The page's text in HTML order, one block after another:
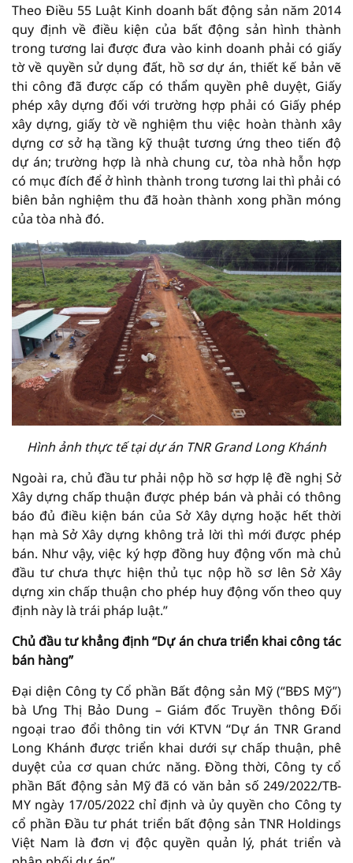
Theo Điều 55 Luật Kinh doanh bất động sản năm 2014
quy định về điều kiện của bất động sản hình thành
trong tương lai được đưa vào kinh doanh phải có giấy
tờ về quyền sử dụng đất, hồ sơ dự án, thiết kế bản vẽ
thi công đã được cấp có thẩm quyền phê duyệt, Giấy
phép xây dựng đối với trường hợp phải có Giấy phép
xây dựng, giấy tờ về nghiệm thu việc hoàn thành xây
dựng cơ sở hạ tầng kỹ thuật tương ứng theo tiến độ
dự án; trường hợp là nhà chung cư, tòa nhà hỗn hợp
có mục đích để ở hình thành trong tương lai thì phải có
biên bản nghiệm thu đã hoàn thành xong phần móng
của tòa nhà đó.
Hình ảnh thực tế tại dự án TNR Grand Long Khánh
Ngoài ra, chủ đầu tư phải nộp hồ sơ hợp lệ đề nghị Sở
Xây dựng chấp thuận được phép bán và phải có thông
báo đủ điều kiện bán của Sở Xây dựng hoặc hết thời
hạn mà Sở Xây dựng không trả lời thì mới được phép
bán. Như vậy, việc ký hợp đồng huy động vốn mà chủ
đầu tư chưa thực hiện thủ tục nộp hồ sơ lên Sở Xây
dựng xin chấp thuận cho phép huy động vốn theo quy
định này là trái pháp luật.”
Chủ đầu tư khẳng định “Dự án chưa triển khai công tác
bán hàng”
Đại diện Công ty Cổ phần Bất động sản Mỹ (“BĐS Mỹ”)
bà Ưng Thị Bảo Dung – Giám đốc Truyền thông Đối
ngoại trao đổi thông tin với KTVN “Dự án TNR Grand
Long Khánh được triển khai dưới sự chấp thuận, phê
duyệt của cơ quan chức năng. Đồng thời, Công ty cổ
phần Bất động sản Mỹ đã có văn bản số 249/2022/TB-
MY ngày 17/05/2022 chỉ định và ủy quyền cho Công ty
cổ phần Đầu tư phát triển bất động sản TNR Holdings
Việt Nam là đơn vị độc quyền quản lý, phát triển và